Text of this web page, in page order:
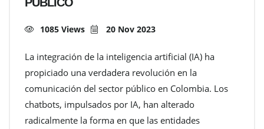
1085 Views 20 Nov 2023
La integración de la inteligencia artificial (IA) ha
propiciado una verdadera revolución en la
comunicación del sector público en Colombia. Los
chatbots, impulsados por IA, han alterado
radicalmente la forma en que las entidades